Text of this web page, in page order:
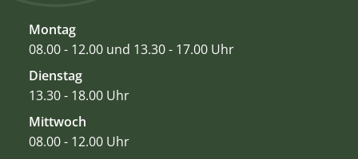
Montag
08.00 - 12.00 und 13.30 - 17.00 Uhr
Dienstag
13.30 - 18.00 Uhr
Mittwoch
08.00 - 12.00 Uhr